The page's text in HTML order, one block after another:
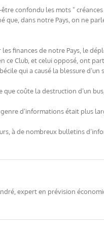
confondu les mots " créances
que, dans notre Pays, on ne
finances de notre Pays, le
ce Club, et celui opposé, ont
qui a causé la blessure
coûte la destruction d’un
d’informations était plus
à de nombreux bulletins
expert en prévision